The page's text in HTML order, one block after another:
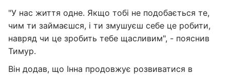
"У нас життя одне. Якщо тобі не подобається те,
чим ти займаєшся, і ти змушуєш себе це робити,
навряд чи це зробить тебе щасливим", - пояснив
Тимур.
Він додав, що Інна продовжує розвиватися в